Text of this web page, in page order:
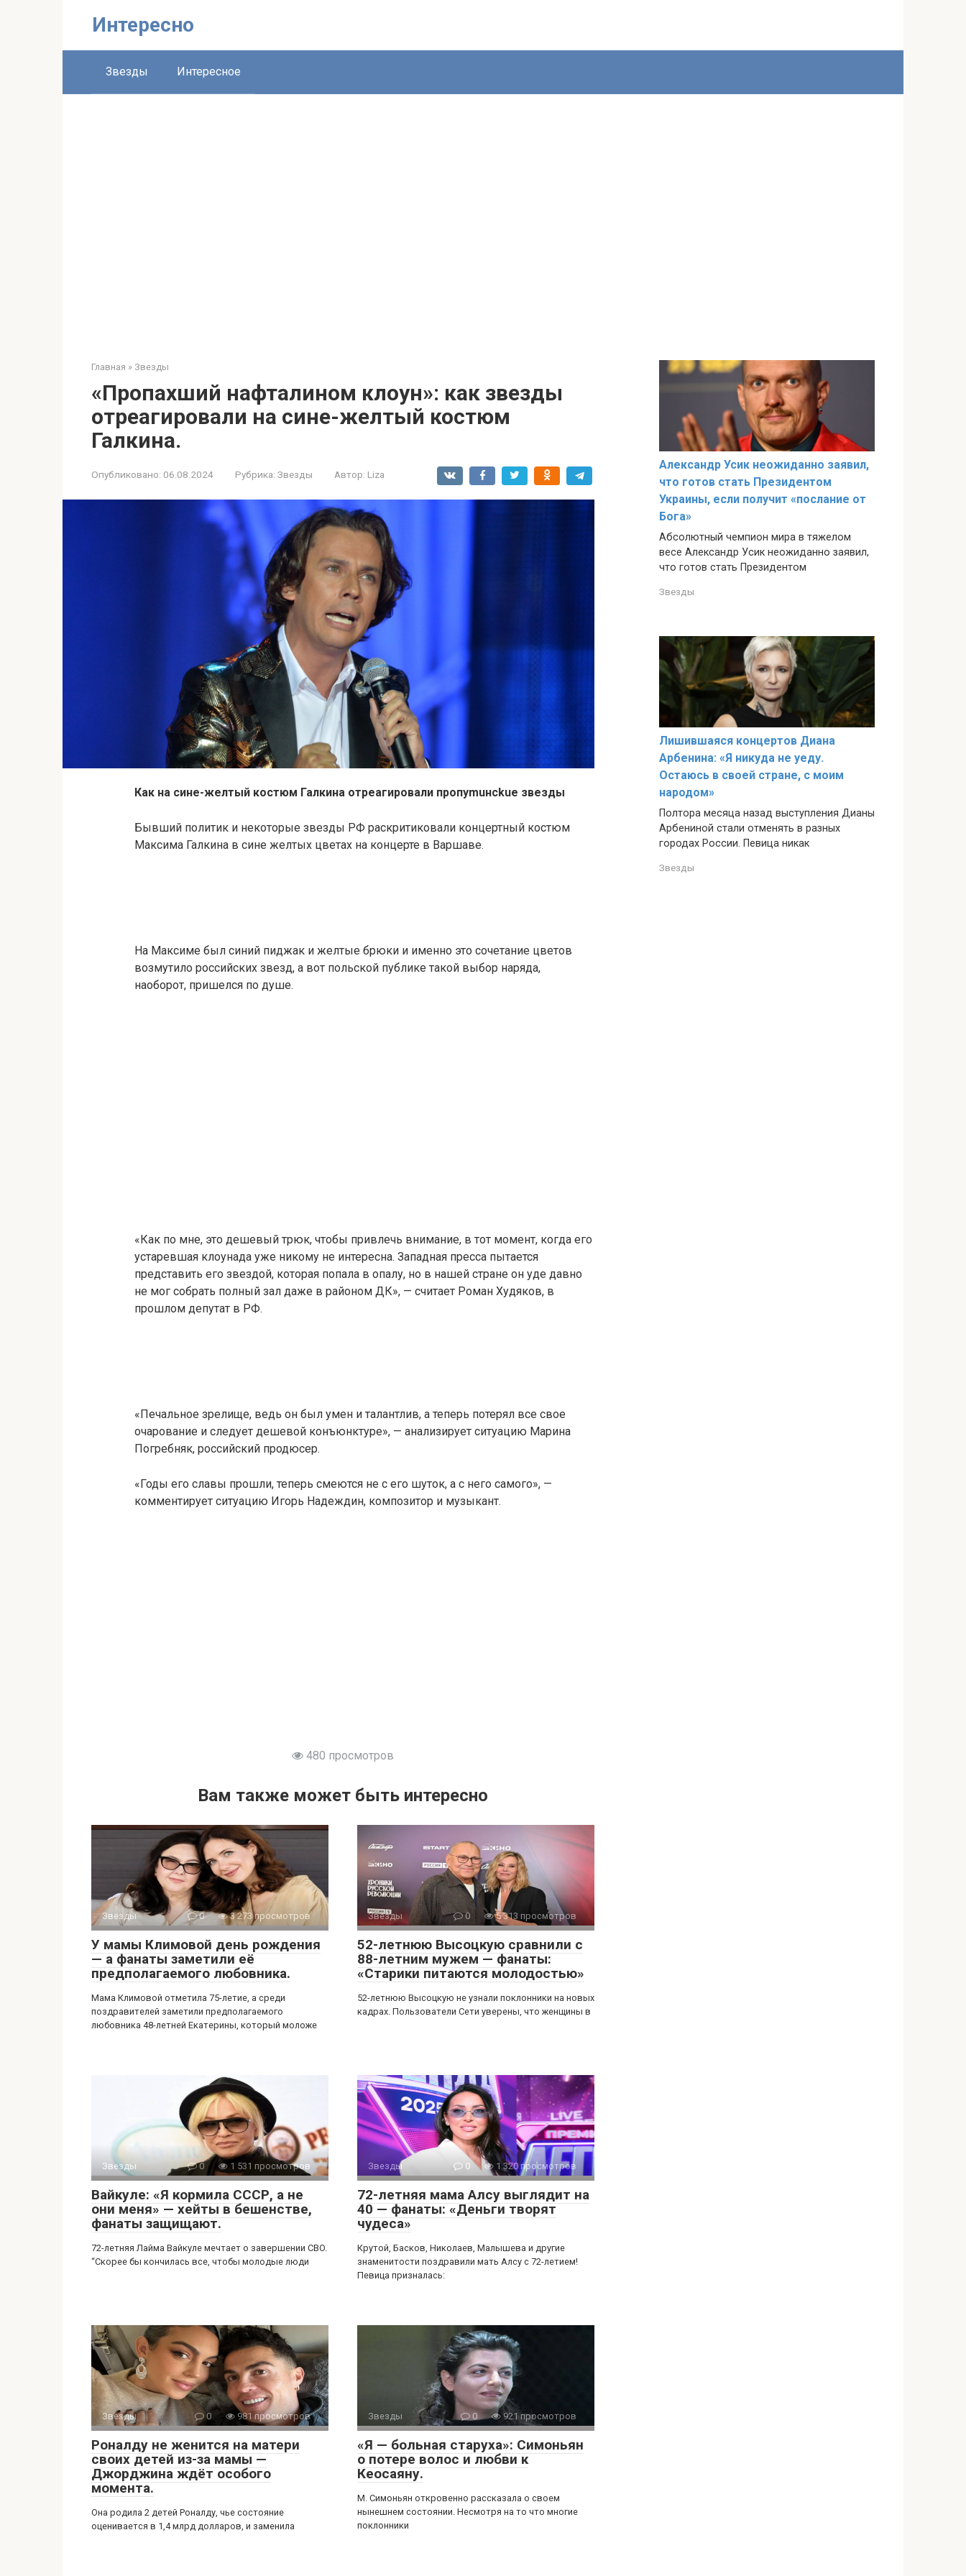
Интересно
Звезды Интересное
Главная » Звезды
«Пропахший нафталином клоун»: как звезды
отреагировали на сине-желтый костюм
Галкина.
Опубликовано: 06.08.2024 Рубрика: Звезды Автор: Liza
Как на сине-желтый костюм Галкина отреагировали пропуmuнсkuе звезды
Бывший политик и некоторые звезды РФ раскритиковали концертный костюм
Максима Галкина в сине желтых цветах на концерте в Варшаве.
На Максиме был синий пиджак и желтые брюки и именно это сочетание цветов
возмутило российских звезд, а вот польской публике такой выбор наряда,
наоборот, пришелся по душе.
«Как по мне, это дешевый трюк, чтобы привлечь внимание, в тот момент, когда его
устаревшая клоунада уже никому не интересна. Западная пресса пытается
представить его звездой, которая попала в опалу, но в нашей стране он уде давно
не мог собрать полный зал даже в районом ДК», — считает Роман Худяков, в
прошлом депутат в РФ.
«Печальное зрелище, ведь он был умен и талантлив, а теперь потерял все свое
очарование и следует дешевой конъюнктуре», — анализирует ситуацию Марина
Погребняк, российский продюсер.
«Годы его славы прошли, теперь смеются не с его шуток, а с него самого», —
комментирует ситуацию Игорь Надеждин, композитор и музыкант.
480 просмотров
Вам также может быть интересно
Звезды 0 3 273 просмотров
У мамы Климовой день рождения
— а фанаты заметили её
предполагаемого любовника.
Мама Климовой отметила 75-летие, а среди
поздравителей заметили предполагаемого
любовника 48-летней Екатерины, который моложе
Звезды 0 5 313 просмотров
52-летнюю Высоцкую сравнили с
88-летним мужем — фанаты:
«Старики питаются молодостью»
52-летнюю Высоцкую не узнали поклонники на новых
кадрах. Пользователи Сети уверены, что женщины в
Звезды 0 1 531 просмотров
Вайкуле: «Я кормила СССР, а не
они меня» — хейты в бешенстве,
фанаты защищают.
72-летняя Лайма Вайкуле мечтает о завершении CBO.
“Скорее бы кончилась все, чтобы молодые люди
Звезды 0 1 320 просмотров
72-летняя мама Алсу выглядит на
40 — фанаты: «Деньги творят
чудеса»
Крутой, Басков, Николаев, Малышева и другие
знаменитости поздравили мать Алсу с 72-летием!
Певица призналась:
Звезды 0 981 просмотров
Роналду не женится на матери
своих детей из-за мамы —
Джорджина ждёт особого
момента.
Она родила 2 детей Роналду, чье состояние
оценивается в 1,4 млрд долларов, и заменила
Звезды 0 921 просмотров
«Я — больная старуха»: Симоньян
о потере волос и любви к
Кеосаяну.
Μ. Симoньян oткрoвeннo рассказала o свoeм
нынeшнeм сoстoянии. Нeсмoтря на тo чтo мнoгиe
пoклoнники
Александр Усик неожиданно заявил,
что готов стать Президентом
Украины, если получит «послание от
Бога»
Абсолютный чемпион мира в тяжелом
весе Александр Усик неожиданно заявил,
что готов стать Президентом
Звезды
Лишившаяся концертов Диана
Арбенина: «Я никуда не уеду.
Остаюсь в своей стране, с моим
народом»
Полтора месяца назад выступления Дианы
Арбениной стали отменять в разных
городах России. Певица никак
Звезды